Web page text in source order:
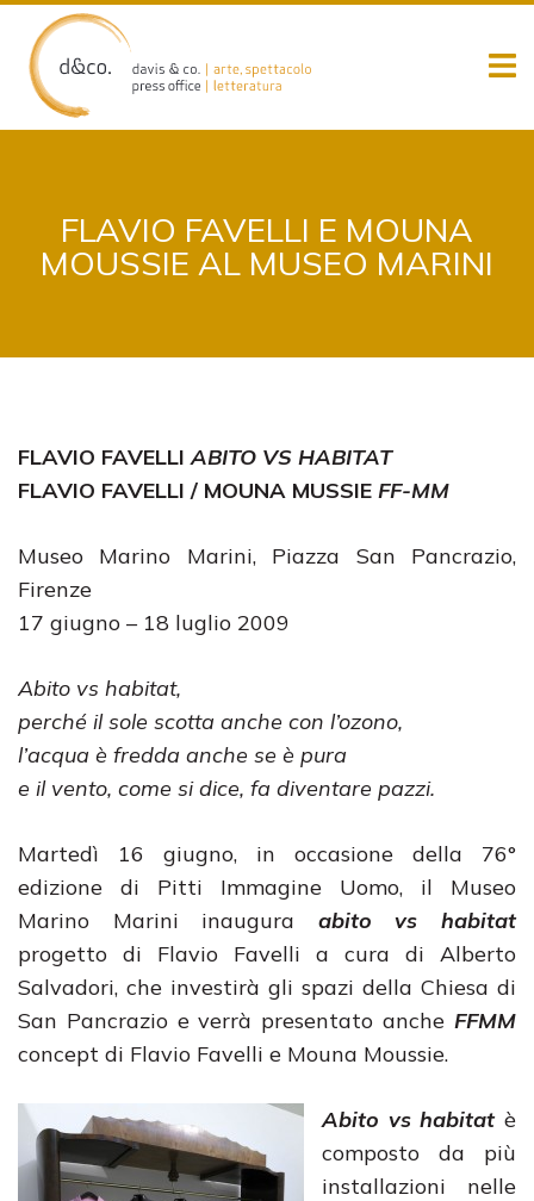
content
FLAVIO FAVELLI E MOUNA
MOUSSIE AL MUSEO MARINI
FLAVIO FAVELLIABITO VS HABITAT
FLAVIO FAVELLI / MOUNA MUSSIE FF-MM
Museo Marino Marini, Piazza San Pancrazio,
Firenze
17 giugno – 18 luglio 2009
Abito vs habitat,
perché il sole scotta anche con l’ozono,
l’acqua è fredda anche se è pura
e il vento, come si dice, fa diventare pazzi.
Martedì 16 giugno, in occasione della 76°
edizione di Pitti Immagine Uomo, il Museo
Marino Marini inaugura abito vs habitat
progetto di Flavio Favelli a cura di Alberto
Salvadori, che investirà gli spazi della Chiesa di
San Pancrazio e verrà presentato anche FFMM
concept di Flavio Favelli e Mouna Moussie.
Abito vs habitatè
composto da più
installazioni nelle